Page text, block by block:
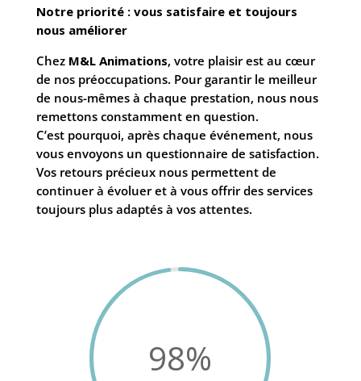
Notre priorité : vous satisfaire et toujours
nous améliorer
Chez M&L Animations, votre plaisir est au cœur
de nos préoccupations. Pour garantir le meilleur
de nous-mêmes à chaque prestation, nous nous
remettons constamment en question.
C’est pourquoi, après chaque événement, nous
vous envoyons un questionnaire de satisfaction.
Vos retours précieux nous permettent de
continuer à évoluer et à vous offrir des services
toujours plus adaptés à vos attentes.
98%